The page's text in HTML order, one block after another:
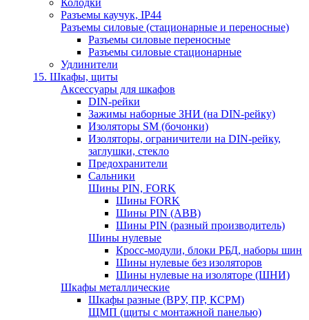
Колодки
Разъемы каучук, IP44
Разъемы силовые (стационарные и переносные)
Разъемы силовые переносные
Разъемы силовые стационарные
Удлинители
15. Шкафы, щиты
Аксессуары для шкафов
DIN-рейки
Зажимы наборные ЗНИ (на DIN-рейку)
Изоляторы SM (бочонки)
Изоляторы, ограничители на DIN-рейку,
заглушки, стекло
Предохранители
Сальники
Шины PIN, FORK
Шины FORK
Шины PIN (АВВ)
Шины PIN (разный производитель)
Шины нулевые
Кросс-модули, блоки РБД, наборы шин
Шины нулевые без изоляторов
Шины нулевые на изоляторе (ШНИ)
Шкафы металлические
Шкафы разные (ВРУ, ПР, КСРМ)
ЩМП (щиты с монтажной панелью)